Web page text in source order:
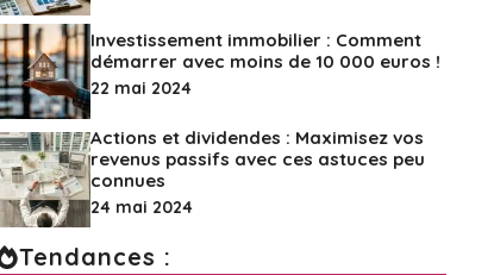
Investissement immobilier : Comment
démarrer avec moins de 10 000 euros !
22 mai 2024
Actions et dividendes : Maximisez vos
revenus passifs avec ces astuces peu
connues
24 mai 2024
Tendances :